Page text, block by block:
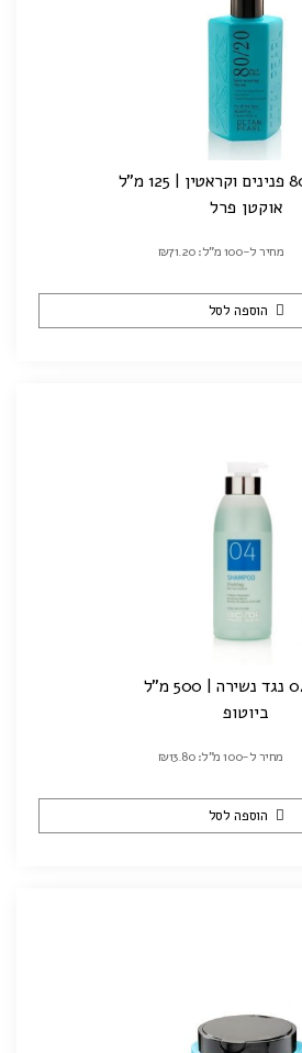
אוקטן פרל
מחיר ל-100 מ"ל: ₪71.20
הוספה לסל
ביוטופ
מחיר ל-100 מ"ל: ₪13.80
הוספה לסל